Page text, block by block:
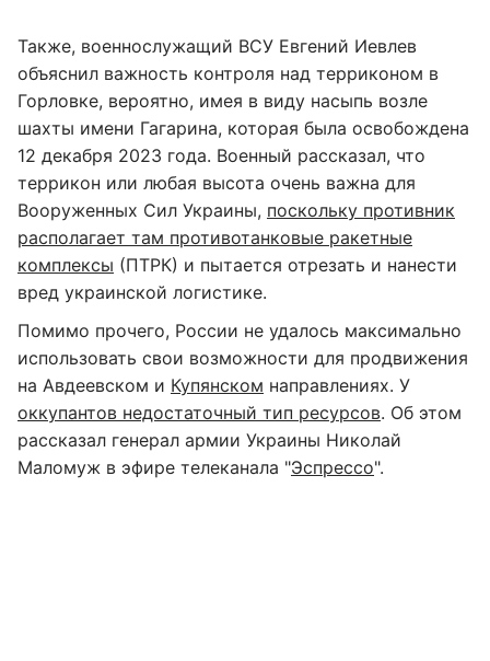
Также, военнослужащий ВСУ Евгений Иевлев
объяснил важность контроля над терриконом в
Горловке, вероятно, имея в виду насыпь возле
шахты имени Гагарина, которая была освобождена
12 декабря 2023 года. Военный рассказал, что
террикон или любая высота очень важна для
Вооруженных Сил Украины, поскольку противник
располагает там противотанковые ракетные
комплексы (ПТРК) и пытается отрезать и нанести
вред украинской логистике.
Помимо прочего, России не удалось максимально
использовать свои возможности для продвижения
на Авдеевском и Купянском направлениях. У
оккупантов недостаточный тип ресурсов. Об этом
рассказал генерал армии Украины Николай
Маломуж в эфире телеканала "Эспрессо".